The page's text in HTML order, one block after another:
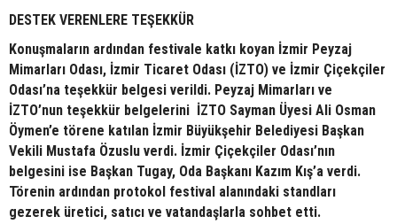
DESTEK VERENLERE TEŞEKKÜR
Konuşmaların ardından festivale katkı koyan İzmir Peyzaj
Mimarları Odası, İzmir Ticaret Odası (İZTO) ve İzmir Çiçekçiler
Odası’na teşekkür belgesi verildi. Peyzaj Mimarları ve
İZTO’nun teşekkür belgelerini İZTO Sayman Üyesi Ali Osman
Öymen’e törene katılan İzmir Büyükşehir Belediyesi Başkan
Vekili Mustafa Özuslu verdi. İzmir Çiçekçiler Odası’nın
belgesini ise Başkan Tugay, Oda Başkanı Kazım Kış’a verdi.
Törenin ardından protokol festival alanındaki standları
gezerek üretici, satıcı ve vatandaşlarla sohbet etti.